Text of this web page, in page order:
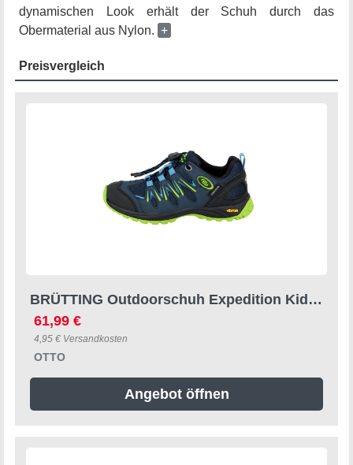
dynamischen Look erhält der Schuh durch das
Obermaterial aus Nylon. +
Preisvergleich
BRÜTTING Outdoorschuh Expedition Kids Wanderschuh
61,99 €
4,95 € Versandkosten
OTTO
Angebot öffnen